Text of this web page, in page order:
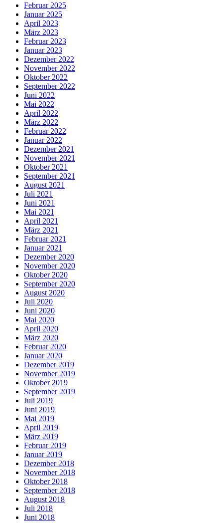
Februar 2025
Januar 2025
April 2023
März 2023
Februar 2023
Januar 2023
Dezember 2022
November 2022
Oktober 2022
September 2022
Juni 2022
Mai 2022
April 2022
März 2022
Februar 2022
Januar 2022
Dezember 2021
November 2021
Oktober 2021
September 2021
August 2021
Juli 2021
Juni 2021
Mai 2021
April 2021
März 2021
Februar 2021
Januar 2021
Dezember 2020
November 2020
Oktober 2020
September 2020
August 2020
Juli 2020
Juni 2020
Mai 2020
April 2020
März 2020
Februar 2020
Januar 2020
Dezember 2019
November 2019
Oktober 2019
September 2019
Juli 2019
Juni 2019
Mai 2019
April 2019
März 2019
Februar 2019
Januar 2019
Dezember 2018
November 2018
Oktober 2018
September 2018
August 2018
Juli 2018
Juni 2018